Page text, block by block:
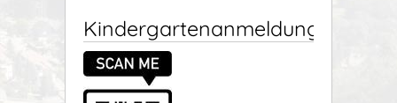
Kindergartenanmeldung